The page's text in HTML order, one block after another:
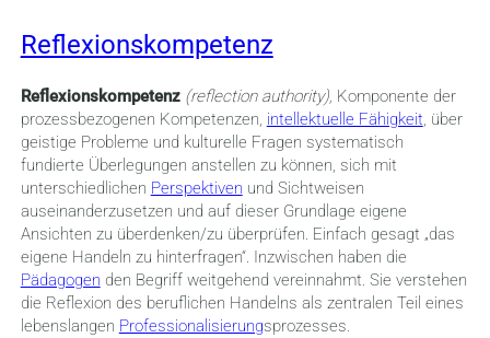
Reflexionskompetenz
Reflexionskompetenz (reflection authority), Komponente der
prozessbezogenen Kompetenzen, intellektuelle Fähigkeit, über
geistige Probleme und kulturelle Fragen systematisch
fundierte Überlegungen anstellen zu können, sich mit
unterschiedlichen Perspektiven und Sichtweisen
auseinanderzusetzen und auf dieser Grundlage eigene
Ansichten zu überdenken/zu überprüfen. Einfach gesagt „das
eigene Handeln zu hinterfragen“. Inzwischen haben die
Pädagogen den Begriff weitgehend vereinnahmt. Sie verstehen
die Reflexion des beruflichen Handelns als zentralen Teil eines
lebenslangen Professionalisierungsprozesses.